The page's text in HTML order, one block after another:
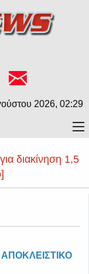
2026, 02:29
διακίνηση 1,5
ΑΠΟΚΛΕΙΣΤΙΚΟ